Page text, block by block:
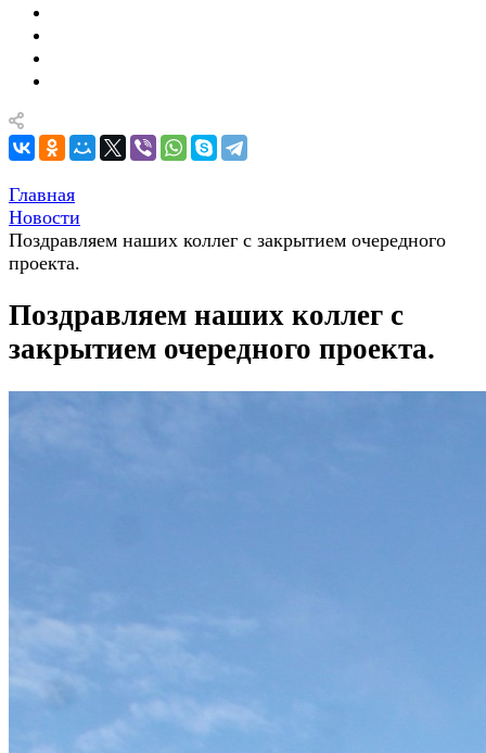
Главная
Новости
Поздравляем наших коллег с закрытием очередного
проекта.
Поздравляем наших коллег с
закрытием очередного проекта.